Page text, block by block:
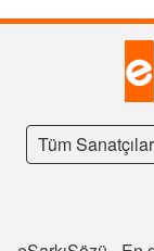
Tüm Sanatçılar